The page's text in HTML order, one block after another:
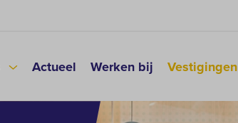
Actueel Werken bij Vestigingen